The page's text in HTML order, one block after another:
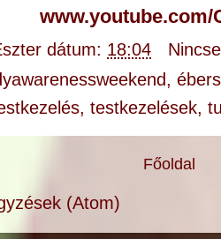
www.youtube.com/
dátum: 18:04
,
,testkezelések,
Főoldal
(Atom)